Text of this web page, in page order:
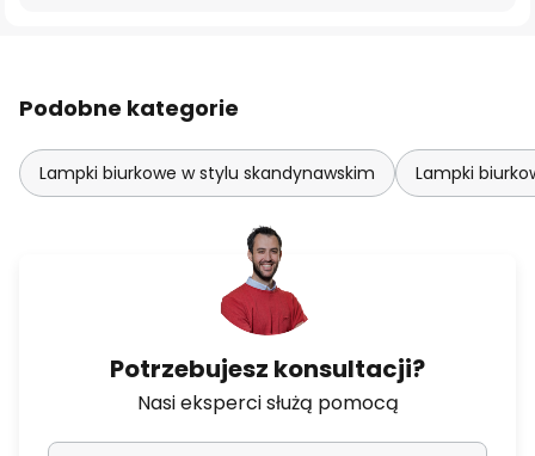
Podobne kategorie
Lampki biurkowe w stylu skandynawskim Lampki
Potrzebujesz konsultacji?
Nasi eksperci służą pomocą